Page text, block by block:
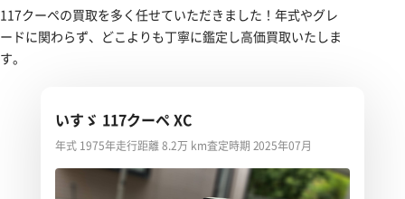
117クーペの買取を多く任せていただきました！年式やグレ
ードに関わらず、どこよりも丁寧に鑑定し高価買取いたしま
す。
いすゞ 117クーペ XC
年式 1975年走行距離 8.2万 km査定時期 2025年07月